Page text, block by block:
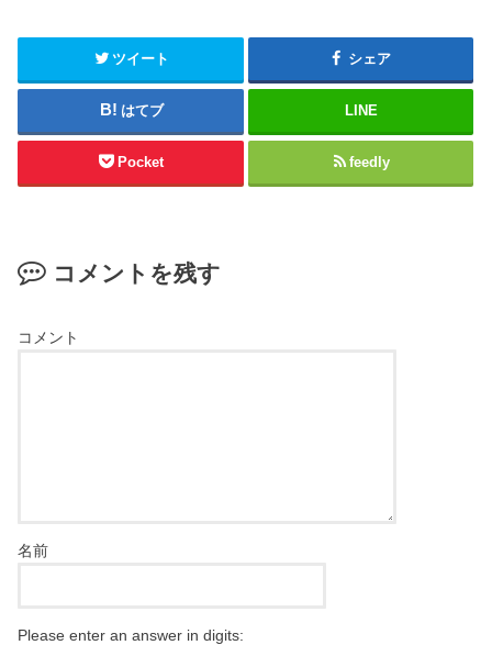
ツイート シェア
はてブ LINE
Pocket feedly
コメントを残す
コメント
名前
Please enter an answer in digits: